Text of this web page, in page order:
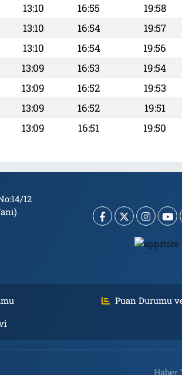
13:10 16:55 19:58
13:10 16:54 19:57
13:10 16:54 19:56
13:09 16:53 19:54
13:09 16:52 19:53
13:09 16:52 19:51
13:09 16:51 19:50
12
Puan Durumu
Haber